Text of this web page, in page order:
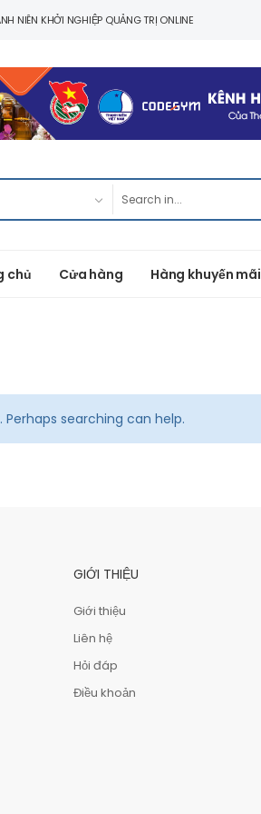
NIÊN KHỞI NGHIỆP QUẢNG TRỊ ONLINE
chủ Cửa hàng Hàng khuyến mãi
searching can help.
GIỚI THIỆU
Giới thiệu
Liên hệ
Hỏi đáp
Điều khoản